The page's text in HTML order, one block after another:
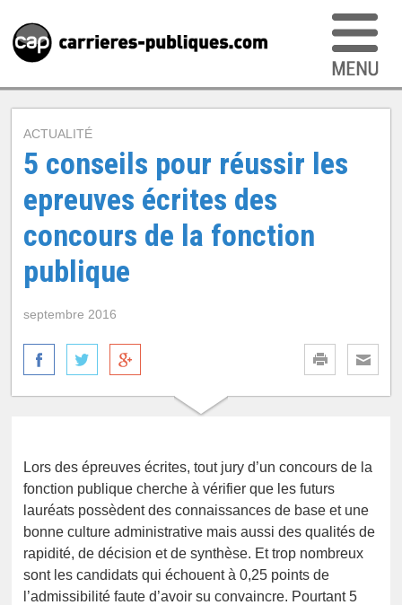
ACTUALITÉ
5 conseils pour réussir les
epreuves écrites des
concours de la fonction
publique
septembre 2016
Lors des épreuves écrites, tout jury d’un concours de la
fonction publique cherche à vérifier que les futurs
lauréats possèdent des connaissances de base et une
bonne culture administrative mais aussi des qualités de
rapidité, de décision et de synthèse. Et trop nombreux
sont les candidats qui échouent à 0,25 points de
l’admissibilité faute d’avoir su convaincre. Pourtant 5